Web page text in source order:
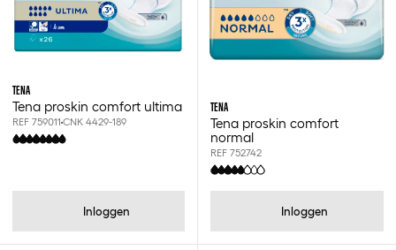
TENA
Tena proskin comfort ultima
REF 759011 CNK 4429-189
Inloggen
TENA
Tena proskin comfort
normal
REF 752742
Inloggen